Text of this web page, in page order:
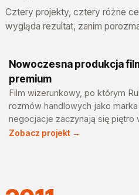
Cztery projekty, cztery różne
wygląda rezultat, zanim
RUKE
Nowoczesna produkcja
premium
Film wizerunkowy, po którym
rozmów handlowych jako
negocjacje zaczynają się piętro
Zobacz projekt →